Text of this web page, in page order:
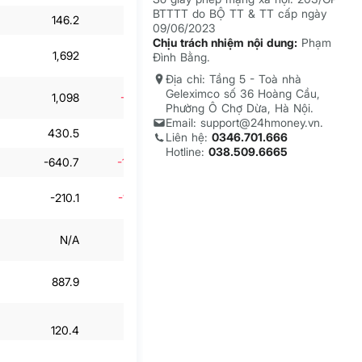
146.2 22.9% 133.3 10.9%
1,692 -66.1%
1,098 -49.4% 2,159.8 101%
430.5 -16.5% 574.2 77.4%
-640.7 -122.3%
-210.1 -192.5%
N/A
887.9
120.4
BTTTT do BỘ TT & TT cấp ngày
09/06/2023
Chịu trách nhiệm nội dung: Phạm
Đình Bằng.
Địa chỉ: Tầng 5 - Toà nhà
Geleximco số 36 Hoàng Cầu,
Phường Ô Chợ Dừa, Hà Nội.
Email: support@24hmoney.vn.
Liên hệ: 0346.701.666
Hotline: 038.509.6665